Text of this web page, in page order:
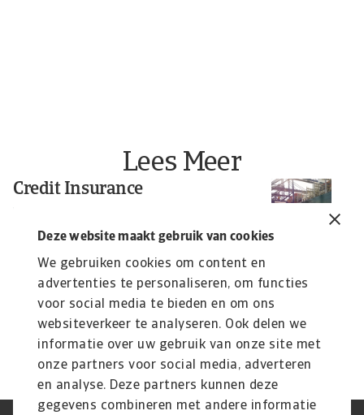
Deze website maakt gebruik van cookies
We gebruiken cookies om content en
advertenties te personaliseren, om functies
voor social media te bieden en om ons
websiteverkeer te analyseren. Ook delen we
informatie over uw gebruik van onze site met
onze partners voor social media, adverteren
en analyse. Deze partners kunnen deze
gegevens combineren met andere informatie
Lees Meer
Credit Insurance
access to valuable business intelligence